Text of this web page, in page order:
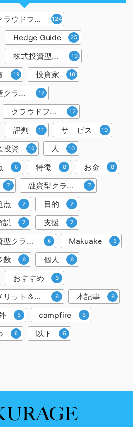
クラウドファンディング 124
Hedge Guide 25
株式投資型クラウドファンディング 19
19 投資家 18
不動産クラウドファンディング 17
クラウドファンディング投資 12
評判 11 サービス 10
投資 10 人 10
8 特徴 8 お金 8
7 融資型クラウドファンディング 7
点 7 目的 7
説 7 支援 7
投資型クラウドファンディング 6 Makuake 6
数 6 個人 6
おすすめ 6
メリット＆デメリット 6 本記事 6
5 campfire 5
5 以下 5